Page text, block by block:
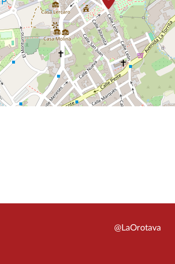
@LaOrotava